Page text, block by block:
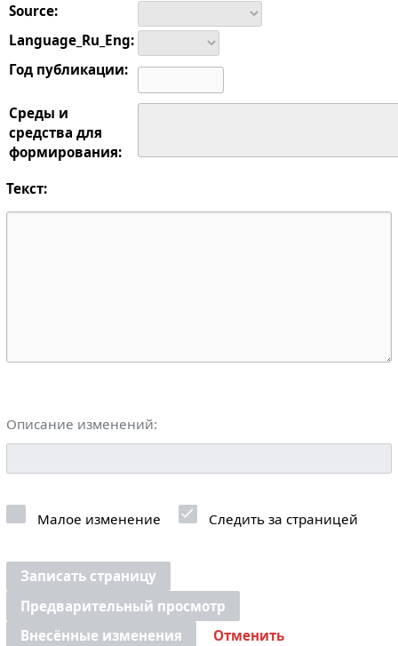
Source:
Language_Ru_Eng:
Год публикации:
Среды и
средства для
формирования:
Текст:
Описание изменений:
Малое изменение Следить за страницей
Записать страницу
Предварительный просмотр
Внесённые изменения
Отменить